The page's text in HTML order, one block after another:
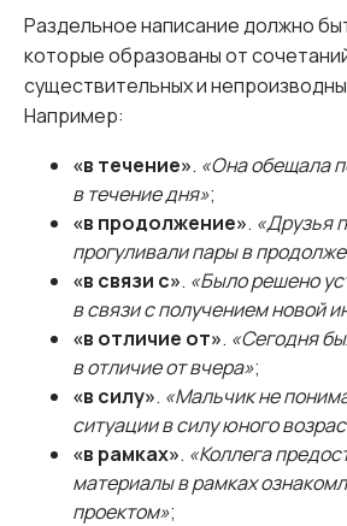
Раздельное написание должно
которые образованы от
существительных и
Например:
«в течение». «Она обещала
в течение дня»;
«в продолжение». «Друзья
прогуливали пары в
«в связи с». «Было решено
в связи с получением новой
«в отличие от». «Сегодня
в отличие от вчера»;
«в силу». «Мальчик не
ситуации в силу юного
«в рамках». «Коллега
материалы в рамках
проектом»;